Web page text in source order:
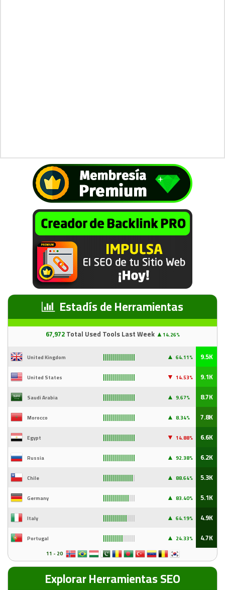
Estadís de Herramientas
67,972Total Used Tools Last Week ▲14.26%
United Kingdom ▲ 64.11% 9.5K
United States ▼ 14.53% 9.1K
Saudi Arabia ▲ 9.67% 8.7K
Morocco ▲ 8.34% 7.8K
Egypt ▼ 14.88% 6.6K
Russia ▲ 92.38% 6.2K
Chile ▲ 88.64% 5.3K
Germany ▲ 83.40% 5.1K
Italy ▲ 64.19% 4.9K
Portugal ▲ 24.33% 4.7K
11 - 20
Explorar Herramientas SEO